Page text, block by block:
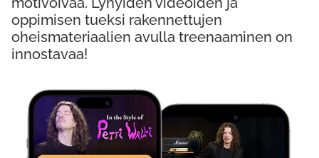
oppimisen tueksi rakennettujen
oheismateriaalien avulla treenaaminen on
innostavaa!